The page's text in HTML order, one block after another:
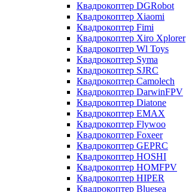
Квадрокоптер DGRobot
Квадрокоптер Xiaomi
Квадрокоптер Fimi
Квадрокоптер Xiro Xplorer
Квадрокоптер Wl Toys
Квадрокоптер Syma
Квадрокоптер SJRC
Квадрокоптер Camolech
Квадрокоптер DarwinFPV
Квадрокоптер Diatone
Квадрокоптер EMAX
Квадрокоптер Flywoo
Квадрокоптер Foxeer
Квадрокоптер GEPRC
Квадрокоптер HOSHI
Квадрокоптер HOMFPV
Квадрокоптер HIPER
Квадрокоптер Bluesea